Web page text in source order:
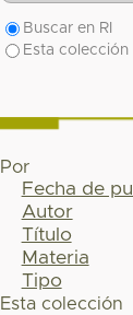
Buscar en RI
Esta colección
Por
Fecha de
Autor
Título
Materia
Tipo
Esta colección